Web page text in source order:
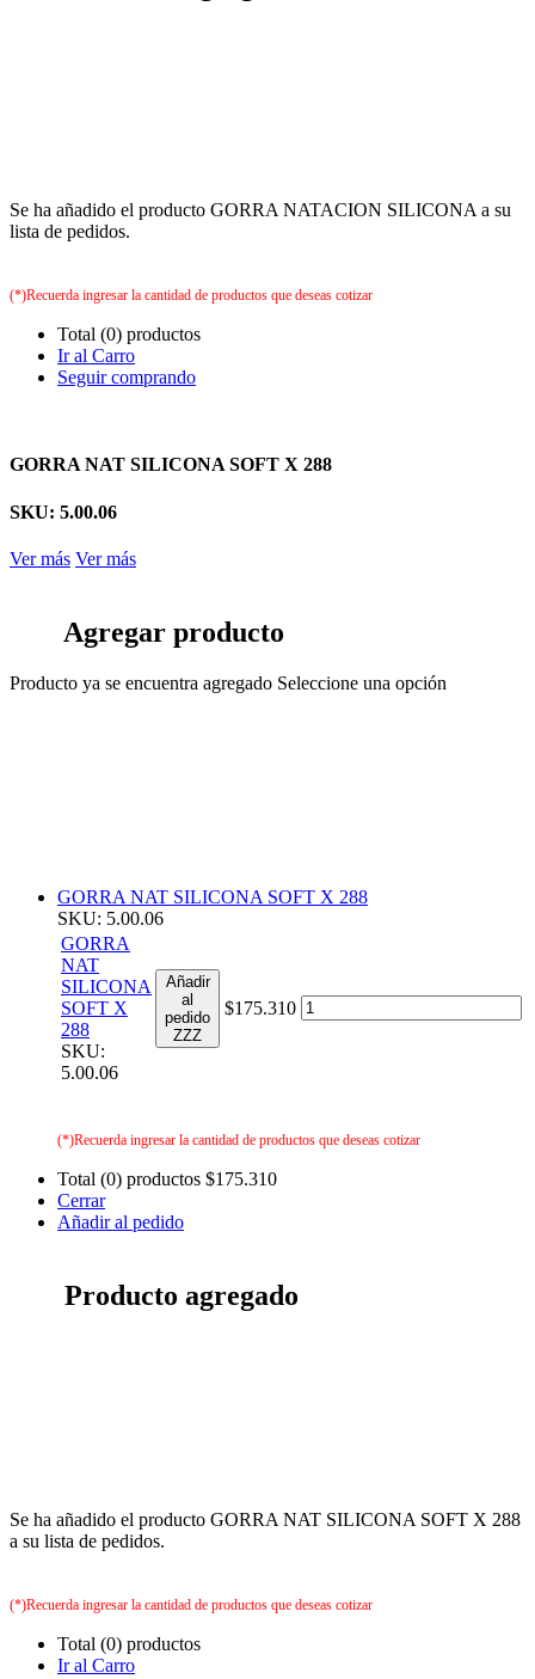
Se ha añadido el producto GORRA NATACION SILICONA a su
lista de pedidos.
(*)Recuerda ingresar la cantidad de productos que deseas cotizar
Total (0) productos
Ir al Carro
Seguir comprando
GORRA NAT SILICONA SOFT X 288
SKU: 5.00.06
Ver más Ver más
Agregar producto
Producto ya se encuentra agregado Seleccione una opción
GORRA NAT SILICONA SOFT X 288
SKU: 5.00.06
GORRA
NAT
SILICONA
SOFT X
288
SKU:
5.00.06
Añadir
al
pedido
ZZZ
$175.310
(*)Recuerda ingresar la cantidad de productos que deseas cotizar
Total (0) productos $175.310
Cerrar
Añadir al pedido
Producto agregado
Se ha añadido el producto GORRA NAT SILICONA SOFT X 288
a su lista de pedidos.
(*)Recuerda ingresar la cantidad de productos que deseas cotizar
Total (0) productos
Ir al Carro